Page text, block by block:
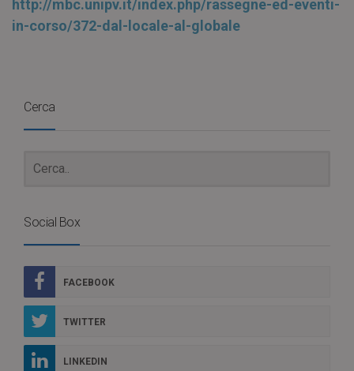
http://mbc.unipv.it/index.php/rassegne-ed-eventi-
in-corso/372-dal-locale-al-globale
Cerca
Social Box
FACEBOOK
TWITTER
LINKEDIN